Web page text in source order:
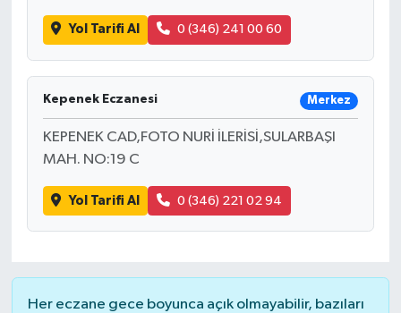
Yol Tarifi Al 0 (346) 241 00 60
Kepenek Eczanesi Merkez
KEPENEK CAD,FOTO NURİ İLERİSİ,SULARBAŞI
MAH. NO:19 C
Yol Tarifi Al 0 (346) 221 02 94
Her eczane gece boyunca açık olmayabilir, bazıları